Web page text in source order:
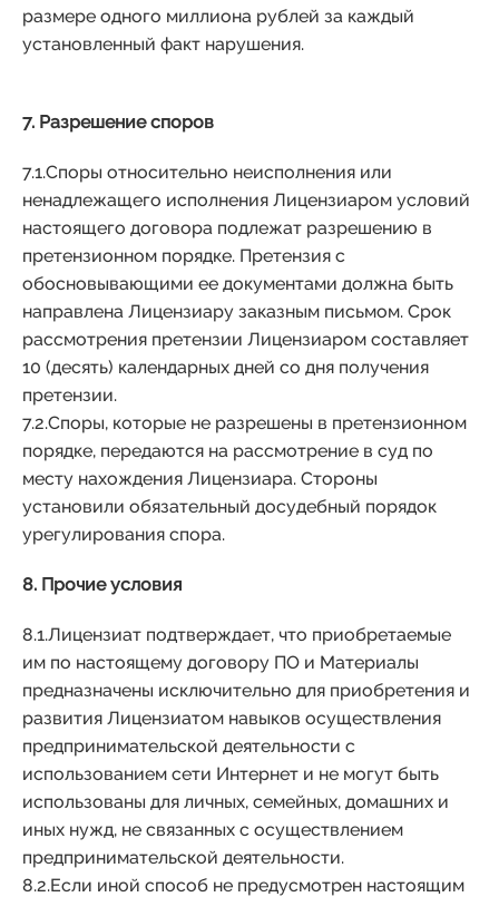
размере одного миллиона рублей за каждый
установленный факт нарушения.
7. Разрешение споров
7.1.Споры относительно неисполнения или
ненадлежащего исполнения Лицензиаром условий
настоящего договора подлежат разрешению в
претензионном порядке. Претензия с
обосновывающими ее документами должна быть
направлена Лицензиару заказным письмом. Срок
рассмотрения претензии Лицензиаром составляет
10 (десять) календарных дней со дня получения
претензии.
7.2.Споры, которые не разрешены в претензионном
порядке, передаются на рассмотрение в суд по
месту нахождения Лицензиара. Стороны
установили обязательный досудебный порядок
урегулирования спора.
8. Прочие условия
8.1.Лицензиат подтверждает, что приобретаемые
им по настоящему договору ПО и Материалы
предназначены исключительно для приобретения и
развития Лицензиатом навыков осуществления
предпринимательской деятельности с
использованием сети Интернет и не могут быть
использованы для личных, семейных, домашних и
иных нужд, не связанных с осуществлением
предпринимательской деятельности.
8.2.Если иной способ не предусмотрен настоящим